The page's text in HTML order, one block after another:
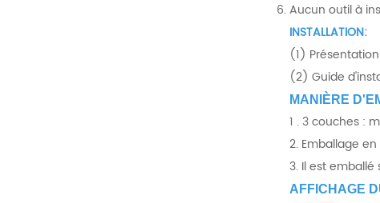
Aucun outil à
INSTALLATION:
(1)
(2) Guide
MANIÈRE
1 . 3 couches :
2. Emballage
3. Il est
AFFICHAGE